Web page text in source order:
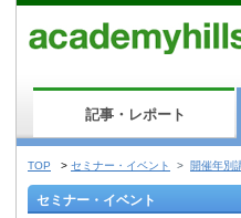
記事・レポート
TOP > セミナー・イベント > 開催年別
セミナー・イベント